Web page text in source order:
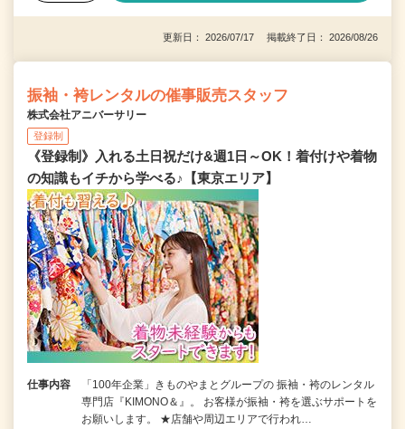
更新日： 2026/07/17 掲載終了日： 2026/08/26
振袖・袴レンタルの催事販売スタッフ
株式会社アニバーサリー
登録制
《登録制》入れる土日祝だけ&週1日～OK！着付けや着物
の知識もイチから学べる♪【東京エリア】
仕事内容
「100年企業」きものやまとグループの 振袖・袴のレンタル
専門店『KIMONO＆』。 お客様が振袖・袴を選ぶサポートを
お願いします。 ★店舗や周辺エリアで行われ…